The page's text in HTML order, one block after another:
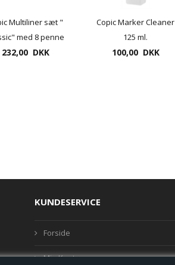
Multiliner sæt "
med 8 penne
232,00 DKK
Copic Marker Cleaner
125 ml.
100,00 DKK
KUNDESERVICE
Forside
Min Konto